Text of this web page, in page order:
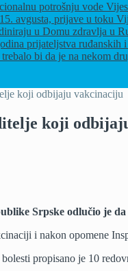
potrošnju vode
avgusta, prijave u toku
u Domu zdravlja u
prijateljstva ruđanskih
bi da je na nekom
koji odbijaju vakcinaciju
koji
Srpske odlučio je
i nakon opomene
propisano je 10